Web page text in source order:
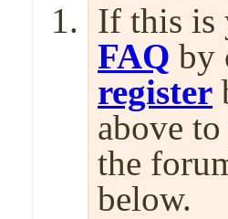
If this is
FAQ by
register
above
the
below.